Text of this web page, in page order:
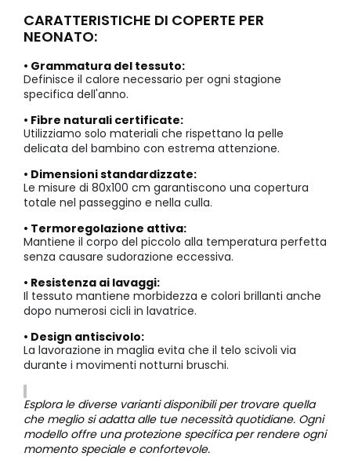
CARATTERISTICHE DI COPERTE PER
NEONATO:
• Grammatura del tessuto:
Definisce il calore necessario per ogni stagione
specifica dell'anno.
• Fibre naturali certificate:
Utilizziamo solo materiali che rispettano la pelle
delicata del bambino con estrema attenzione.
• Dimensioni standardizzate:
Le misure di 80x100 cm garantiscono una copertura
totale nel passeggino e nella culla.
• Termoregolazione attiva:
Mantiene il corpo del piccolo alla temperatura perfetta
senza causare sudorazione eccessiva.
• Resistenza ai lavaggi:
Il tessuto mantiene morbidezza e colori brillanti anche
dopo numerosi cicli in lavatrice.
• Design antiscivolo:
La lavorazione in maglia evita che il telo scivoli via
durante i movimenti notturni bruschi.
Esplora le diverse varianti disponibili per trovare quella
che meglio si adatta alle tue necessità quotidiane. Ogni
modello offre una protezione specifica per rendere ogni
momento speciale e confortevole.